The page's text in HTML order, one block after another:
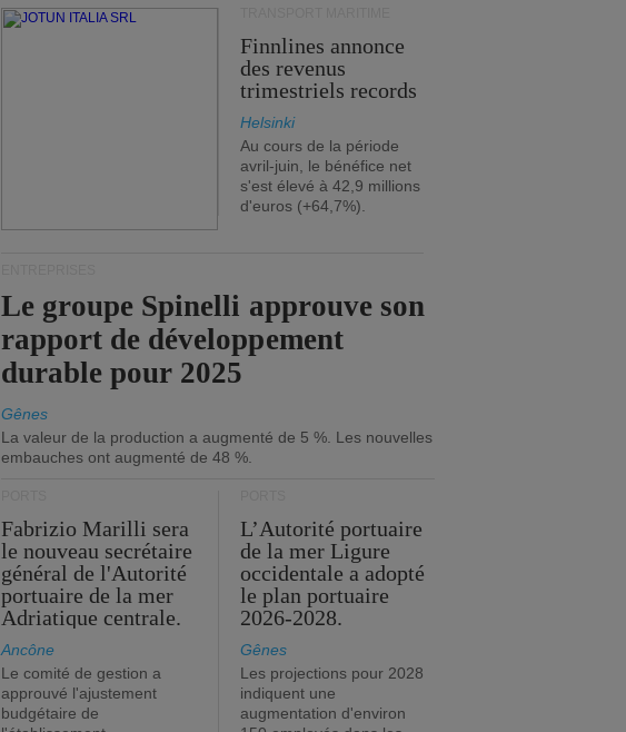
Finnlines annonce
des revenus
trimestriels records
Helsinki
Au cours de la période
avril-juin, le bénéfice net
s'est élevé à 42,9 millions
d'euros (+64,7%).
Le groupe Spinelli approuve son
rapport de développement
durable pour 2025
Gênes
La valeur de la production a augmenté de 5 %. Les nouvelles
embauches ont augmenté de 48 %.
Fabrizio Marilli sera
le nouveau secrétaire
général de l'Autorité
portuaire de la mer
Adriatique centrale.
Ancône
Le comité de gestion a
approuvé l'ajustement
budgétaire de
L’Autorité portuaire
de la mer Ligure
occidentale a adopté
le plan portuaire
2026-2028.
Gênes
Les projections pour 2028
indiquent une
augmentation d'environ